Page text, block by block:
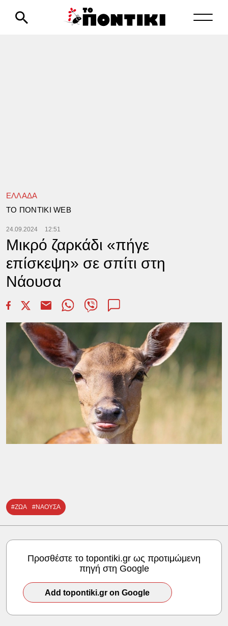
ΕΛΛΑΔΑ
TΟ ΠΟΝΤΙΚΙ WEB
24.09.2024 12:51
Μικρό ζαρκάδι «πήγε
επίσκεψη» σε σπίτι στη
Νάουσα
#ΖΩΑ #ΝΑΟΥΣΑ
Προσθέστε το topontiki.gr ως προτιμώμενη
πηγή στη Google
Add topontiki.gr on Google